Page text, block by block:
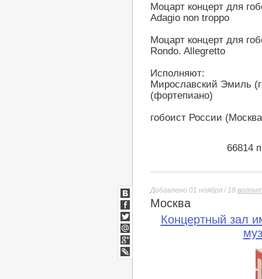
Моцарт концерт для
Adagio non troppo
Моцарт концерт для
Rondo. Allegretto
Исполняют:
Мирославский Эмиль
(фортепиано)
гобоист России
66814
Добавлено 01 ноября / 18
Москва
Концертный зал
ВКонтакте
Facebook
Twitter
Мой
Мир
Google+
lj